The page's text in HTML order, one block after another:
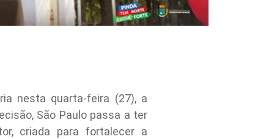
nesta quarta-feira (27), a
São Paulo passa a ter
criada para fortalecer a